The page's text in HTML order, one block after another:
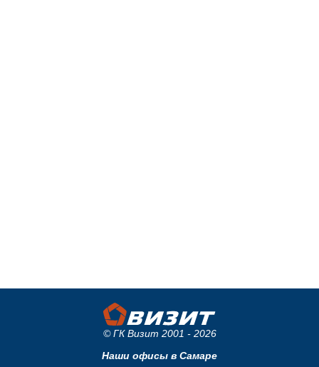
© ГК Визит 2001 - 2026
Наши офисы в Самаре